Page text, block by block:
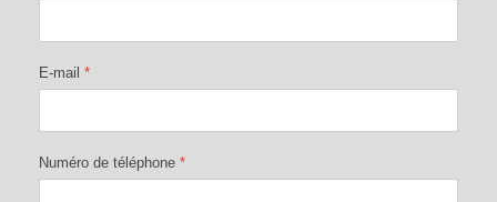
E-mail *
Numéro de téléphone *